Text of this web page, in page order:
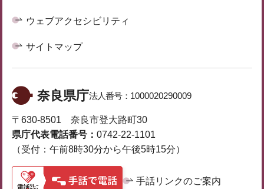
ウェブアクセシビリティ
サイトマップ
奈良県庁法人番号： 1000020290009
〒630-8501 奈良市登大路町30
県庁代表電話番号： 0742-22-1101
（受付：午前8時30分から午後5時15分）
手話リンクのご案内